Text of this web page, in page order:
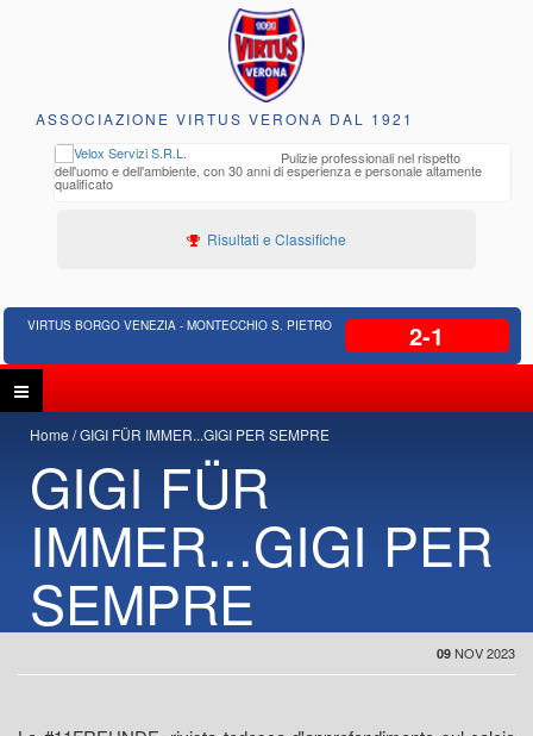
ASSOCIAZIONE VIRTUS VERONA DAL 1921
Pulizie professionali nel rispetto
dell'uomo e dell'ambiente, con 30 anni di esperienza e personale altamente
qualificato
Risultati e Classifiche
VIRTUS BORGO VENEZIA - MONTECCHIO S. PIETRO 2-1
Home GIGI FÜR IMMER...GIGI PER SEMPRE
GIGI FÜR
IMMER...GIGI PER
SEMPRE
09 NOV 2023